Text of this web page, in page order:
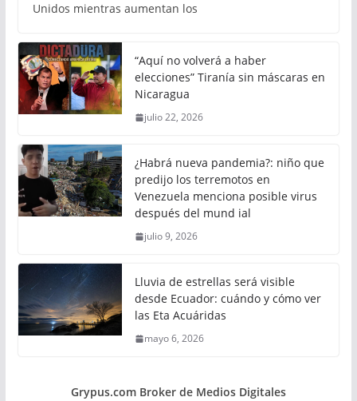
Unidos mientras aumentan los
“Aquí no volverá a haber
elecciones” Tiranía sin máscaras en
Nicaragua
julio 22, 2026
¿Habrá nueva pandemia?: niño que
predijo los terremotos en
Venezuela menciona posible virus
después del mund ial
julio 9, 2026
Lluvia de estrellas será visible
desde Ecuador: cuándo y cómo ver
las Eta Acuáridas
mayo 6, 2026
Grypus.com Broker de Medios Digitales